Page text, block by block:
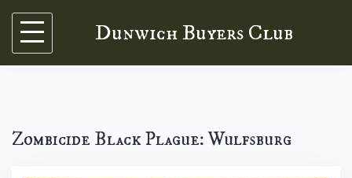
Skip
content
Dunwich Buyers Club
Zombicide Black Plague: Wulfsburg